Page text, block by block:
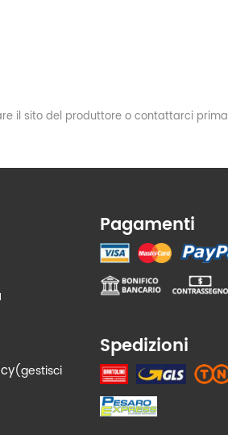
il sito del produttore o contattarci prima
(gestisci
Pagamenti
Spedizioni